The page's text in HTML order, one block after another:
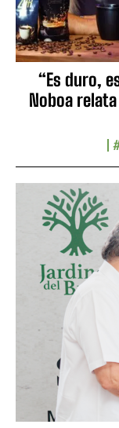
“Es duro,
Noboa